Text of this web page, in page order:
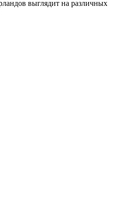
выглядит на различных